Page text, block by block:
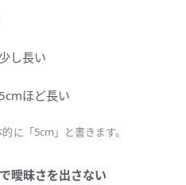
し長い
ほど長い
に「5cm」と書きます。
曖昧さを出さない